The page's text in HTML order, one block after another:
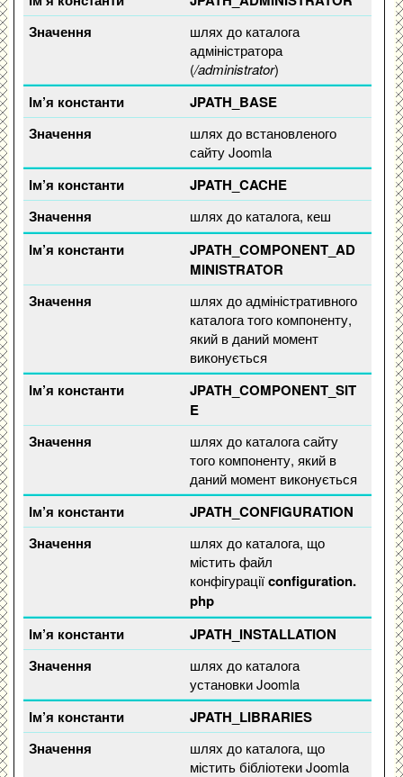
шлях до каталога
адміністратора
(/administrator)
JPATH_BASE
шлях до встановленого
сайту Joomla
JPATH_CACHE
шлях до каталога, кеш
JPATH_COMPONENT_AD
MINISTRATOR
шлях до адміністративного
каталога того компоненту,
який в даний момент
виконується
JPATH_COMPONENT_SIT
E
шлях до каталога сайту
того компоненту, який в
даний момент виконується
JPATH_CONFIGURATION
шлях до каталога, що
містить файл
конфігураціїconfiguration.
php
JPATH_INSTALLATION
шлях до каталога
установки Joomla
JPATH_LIBRARIES
шлях до каталога, що
містить бібліотеки Joomla